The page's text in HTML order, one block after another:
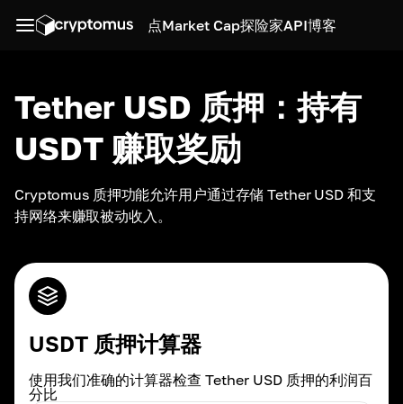
点Market Cap探险家API博客
Tether USD 质押：持有
USDT 赚取奖励
Cryptomus 质押功能允许用户通过存储 Tether USD 和支
USDT 质押计算器
使用我们准确的计算器检查 Tether USD 质押的利润百
分比